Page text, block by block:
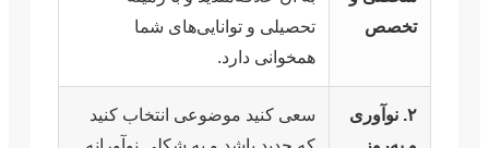
تخصص
تحصیلی و توانایی‌های شما
همخوانی دارد.
۲. نوآوری
سعی کنید موضوعی انتخاب کنید